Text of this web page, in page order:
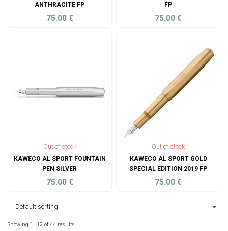
ANTHRACITE FP
75.00 €
FP
75.00€
Out of stock
KAWECO AL SPORT FOUNTAIN
PEN SILVER
75.00 €
Out of stock
KAWECO AL SPORT GOLD
SPECIAL EDITION 2019 FP
75.00€
Showing 1–12 of 44 results